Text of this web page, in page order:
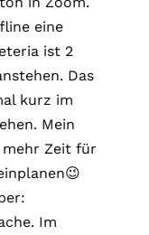
eine
ist 2
Das
kurz im
Mein
Zeit für
Im